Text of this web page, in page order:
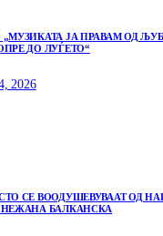
ЈА ПРАВАМ ОД
ДО ЛУЃЕТО“
2026
СЕ ВООДУШЕВУВААТ ОД
БАЛКАНСКА